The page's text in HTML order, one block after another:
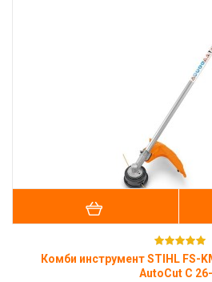
Комби инструмент STIHL FS-
AutoCut C